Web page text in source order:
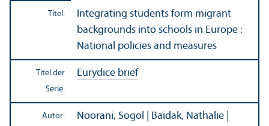
Titel:
Integrating students form migrant
backgrounds into schools in Europe :
National policies and measures
Titel der
Serie:
Eurydice brief
Autor:
Noorani, Sogol | Baidak, Nathalie |